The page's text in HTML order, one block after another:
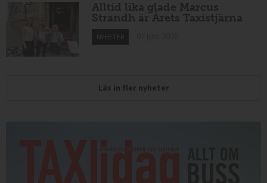
Alltid lika glade Marcus
Strandh är Årets Taxistjärna
NYHETER
Läs in fler nyheter